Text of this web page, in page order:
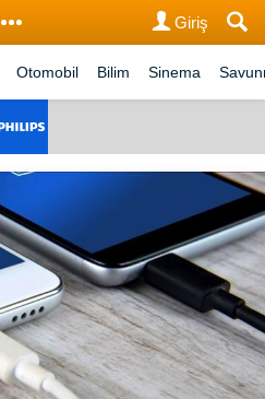
Giriş
Otomobil Bilim Sinema